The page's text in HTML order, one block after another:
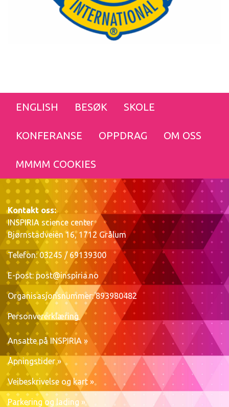
ENGLISH BESØK SKOLE
KONFERANSE OPPDRAG OM OSS
MMMM COOKIES
Kontakt oss:
INSPIRIA science center
Bjørnstadveien 16, 1712 Grålum
Telefon: 03245 / 69139300
E-post: post@inspiria.no
Organisasjonsnummer: 893980482
Personvererklæring
Ansatte på INSPIRIA »
Åpningstider »
Veibeskrivelse og kart »
Parkering og lading »